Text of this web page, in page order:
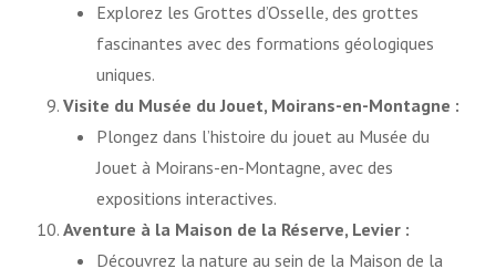
Explorez les Grottes d’Osselle, des grottes
fascinantes avec des formations géologiques
uniques.
Visite du Musée du Jouet, Moirans-en-Montagne :
Plongez dans l’histoire du jouet au Musée du
Jouet à Moirans-en-Montagne, avec des
expositions interactives.
Aventure à la Maison de la Réserve, Levier :
Découvrez la nature au sein de la Maison de la